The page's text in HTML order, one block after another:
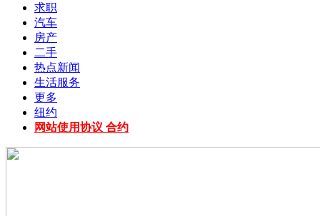
求职
汽车
房产
二手
热点新闻
生活服务
更多
纽约
网站使用协议 合约